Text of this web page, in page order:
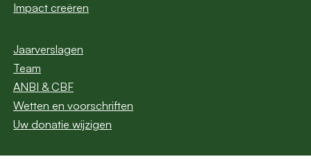
Impact creëren
Jaarverslagen
Team
ANBI & CBF
Wetten en voorschriften
Uw donatie wijzigen